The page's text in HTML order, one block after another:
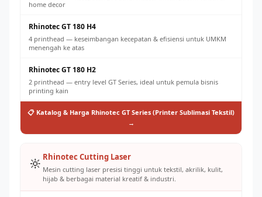
home decor
Rhinotec GT 180 H4
4 printhead — keseimbangan kecepatan & efisiensi untuk UMKM
menengah ke atas
Rhinotec GT 180 H2
2 printhead — entry level GT Series, ideal untuk pemula bisnis
printing kain
📋 Katalog & Harga Rhinotec GT Series (Printer Sublimasi Tekstil)
→
🔆 Rhinotec Cutting Laser
Mesin cutting laser presisi tinggi untuk tekstil, akrilik, kulit,
hijab & berbagai material kreatif & industri.